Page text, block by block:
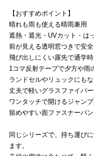
【おすすめポイント】
晴れも雨も使える晴雨兼用
遮熱・遮光・UVカット・は
前が見える透明窓つきで安全
飛び出しにくい露先で通学
1コマ反射テープで夕方や雨
ランドセルやリュックにも
丈夫で軽いグラスファイバ
ワンタッチで開けるジャン
留めやすい面ファスナーバ
同じシリーズで、持ち運び
ます。